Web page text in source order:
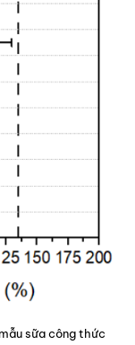
sữa công thức